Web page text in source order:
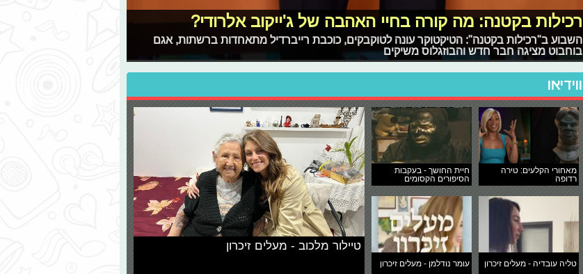
רכילות בקטנה: מה קורה בחיי האהבה של ג'ייקוב אלרודי?
השבוע ב"רכילות בקטנה": הטיקטוקר עונה לטוקבקים, כוכבת רייברדיל מתאחדות ברשתות, אגם
בוחבוט מציגה חבר חדש והבוזגלוס משיקים
ווידיאו
מאחורי הקלעים: טירה
רדופה
חיית החושך - בעקבות
הסיפורים הקסומים
טליה עובדיה - מעלים זיכרון עומר נודלמן - מעלים זיכרון
טיילור מלכוב - מעלים זיכרון